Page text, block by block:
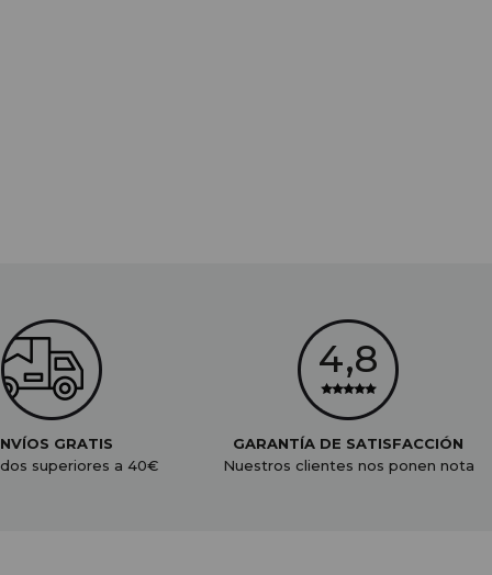
GRATIS
superiores a 40€
GARANTÍA DE SATISFACCIÓN
Nuestros clientes nos ponen nota